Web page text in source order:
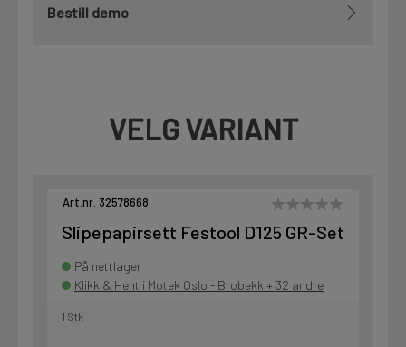
Bestill demo
VELG VARIANT
Art.nr. 32578668
Slipepapirsett Festool D125 GR-Set
På nettlager
Klikk & Hent i Motek Oslo - Brobekk + 32 andre
1 Stk